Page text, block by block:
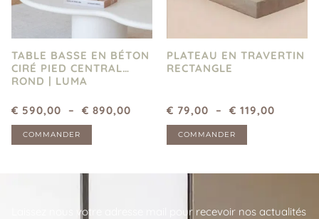
TABLE BASSE EN BÉTON
CIRÉ PIED CENTRAL
ROND | LUMA
€ 590,00 – € 890,00
COMMANDER
PLATEAU EN TRAVERTIN
RECTANGLE
€ 79,00 – € 119,00
COMMANDER
Laissez nous votre adresse mail pour recevoir nos actualités